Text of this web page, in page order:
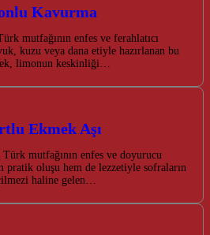
Kavurma
mutfağının enfes ve ferahlatıcı
kuzu veya dana etiyle hazırlanan bu
limonun keskinliği…
Ekmek Aşı
mutfağının enfes ve doyurucu
oluşu hem de lezzetiyle sofraların
haline gelen…